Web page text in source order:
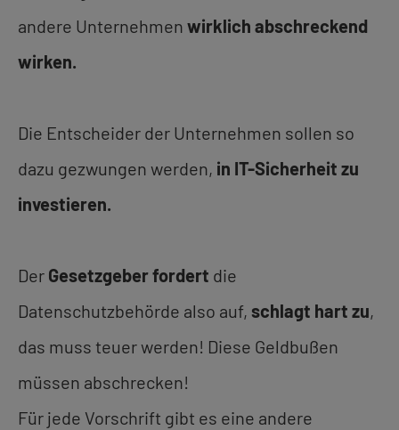
andere Unternehmen wirklich abschreckend
wirken.
Die Entscheider der Unternehmen sollen so
dazu gezwungen werden, in IT-Sicherheit zu
investieren.
Der Gesetzgeber fordert die
Datenschutzbehörde also auf, schlagt hart zu,
das muss teuer werden! Diese Geldbußen
müssen abschrecken!
Für jede Vorschrift gibt es eine andere